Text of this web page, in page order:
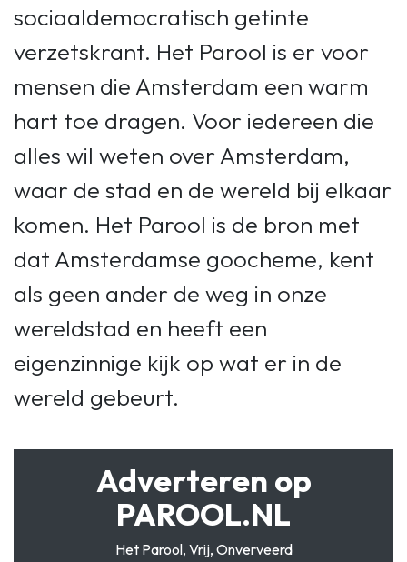
sociaaldemocratisch getinte
verzetskrant. Het Parool is er voor
mensen die Amsterdam een warm
hart toe dragen. Voor iedereen die
alles wil weten over Amsterdam,
waar de stad en de wereld bij elkaar
komen. Het Parool is de bron met
dat Amsterdamse goocheme, kent
als geen ander de weg in onze
wereldstad en heeft een
eigenzinnige kijk op wat er in de
wereld gebeurt.
Adverteren op
PAROOL.NL
Het Parool, Vrij, Onverveerd